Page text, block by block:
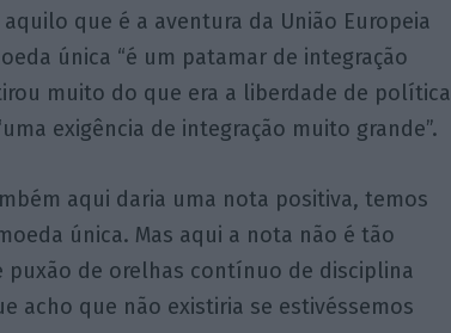
que é a aventura da União Europeia
única “é um patamar de integração
muito do que era a liberdade de política
exigência de integração muito grande”.
aqui daria uma nota positiva, temos
única. Mas aqui a nota não é tão
puxão de orelhas contínuo de disciplina
acho que não existiria se estivéssemos